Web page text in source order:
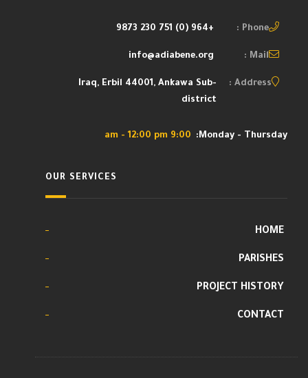
Phone :
+964 (0) 751 230 9873
Mail :
info@adiabene.org
Address :
Iraq, Erbil 44001, Ankawa Sub-
district
Monday - Thursday:
9:00 am - 12:00 pm
OUR SERVICES
HOME
PARISHES
PROJECT HISTORY
CONTACT